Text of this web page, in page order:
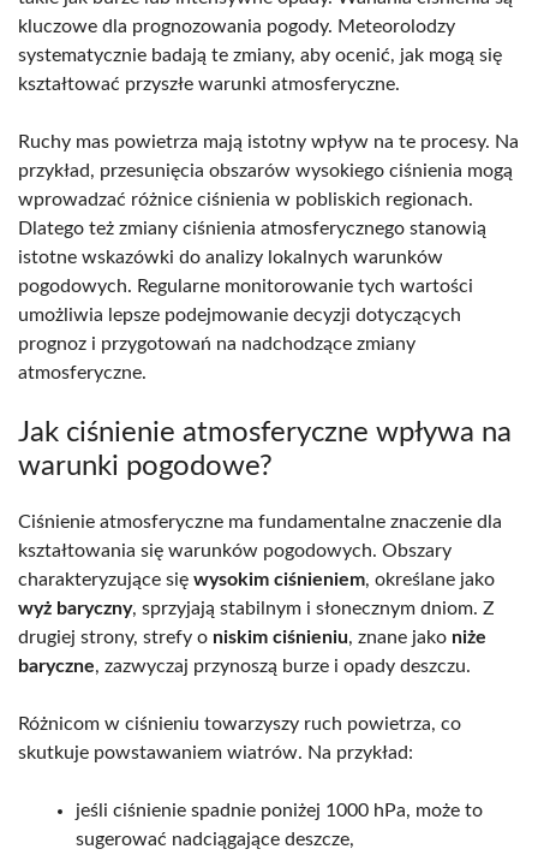
kluczowe dla prognozowania pogody. Meteorolodzy
systematycznie badają te zmiany, aby ocenić, jak mogą się
kształtować przyszłe warunki atmosferyczne.
Ruchy mas powietrza mają istotny wpływ na te procesy. Na
przykład, przesunięcia obszarów wysokiego ciśnienia mogą
wprowadzać różnice ciśnienia w pobliskich regionach.
Dlatego też zmiany ciśnienia atmosferycznego stanowią
istotne wskazówki do analizy lokalnych warunków
pogodowych. Regularne monitorowanie tych wartości
umożliwia lepsze podejmowanie decyzji dotyczących
prognoz i przygotowań na nadchodzące zmiany
atmosferyczne.
Jak ciśnienie atmosferyczne wpływa na
warunki pogodowe?
Ciśnienie atmosferyczne ma fundamentalne znaczenie dla
kształtowania się warunków pogodowych. Obszary
charakteryzujące się wysokim ciśnieniem, określane jako
wyż baryczny, sprzyjają stabilnym i słonecznym dniom. Z
drugiej strony, strefy o niskim ciśnieniu, znane jako niże
baryczne, zazwyczaj przynoszą burze i opady deszczu.
Różnicom w ciśnieniu towarzyszy ruch powietrza, co
skutkuje powstawaniem wiatrów. Na przykład:
jeśli ciśnienie spadnie poniżej 1000 hPa, może to
sugerować nadciągające deszcze,